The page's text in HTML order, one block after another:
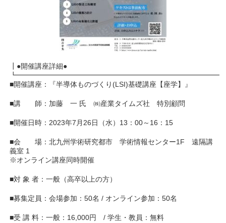
┃●開催講座詳細●
■開催講座：『半導体ものづくり(LSI)基礎講座【座学】』
■講 師：加藤 一 氏 ㈱産業タイムズ社 特別顧問
■開催日時：2023年7月26日（水）13：00～16：15
■会 場：北九州学術研究都市 学術情報センター1F 遠隔講
義室 1
※オンライン講座同時開催
■対 象 者：一般（高卒以上の方）
■募集定員：会場参加：50名 / オンライン参加：50名
■受 講 料：一般：16,000円 / 学生・教員：無料